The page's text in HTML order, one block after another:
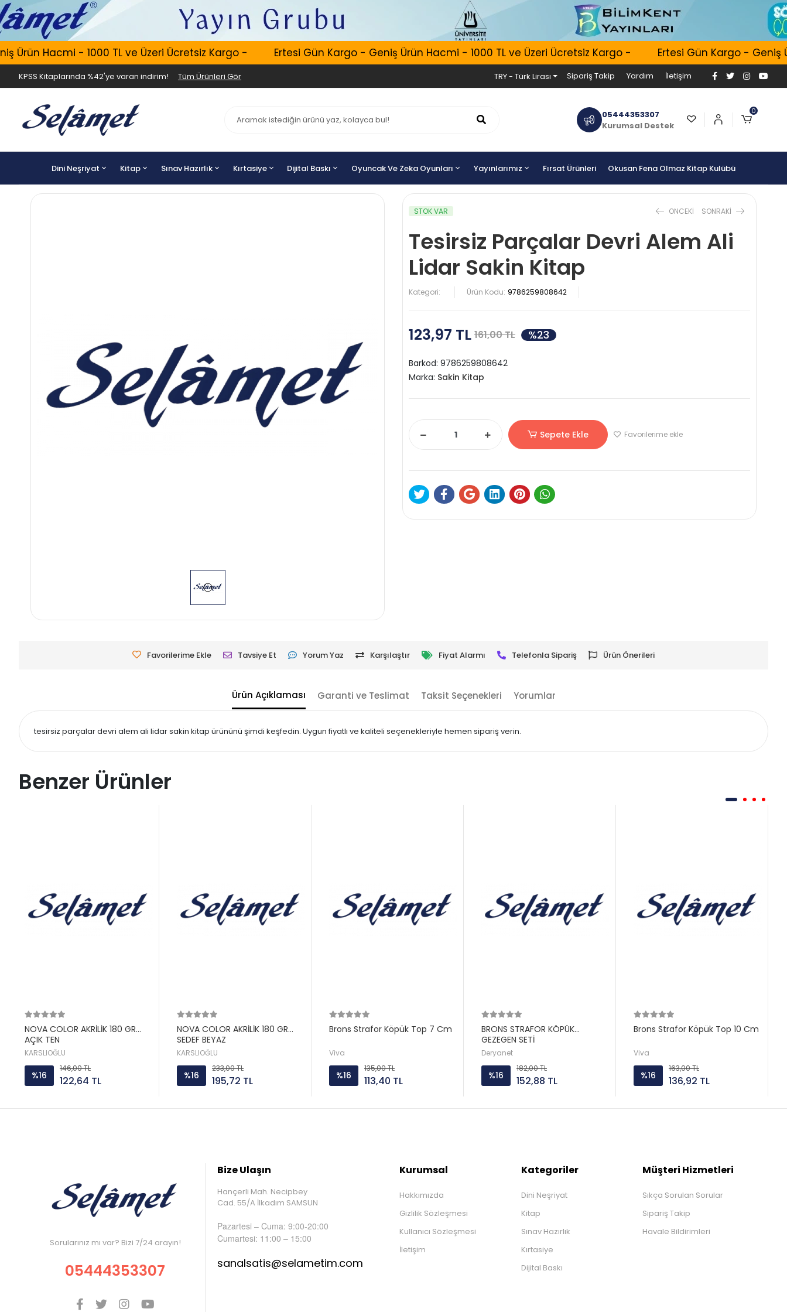
Hacmi - 1000 TL ve Üzeri Ücretsiz Kargo - Ertesi Gün Kargo - Geniş Ürün Hacmi - 1000 TL ve Üzeri Ücretsiz Kargo - Ertesi Gün Kargo - Geniş
KPSS Kitaplarında %42'ye varan indirim! Tüm Ürünleri Gör TRY - Türk Lirası Sipariş Takip Yardım İletişim
05444353307
Kurumsal Destek
0
Dini Neşriyat Kitap Sınav Hazırlık Kırtasiye Dijital Baskı Oyuncak Ve Zeka Oyunları Yayınlarımız Fırsat Ürünleri Okusan Fena Olmaz Kitap Kulübü
STOK VAR ONCEKI SONRAKI
Tesirsiz Parçalar Devri Alem Ali
Lidar Sakin Kitap
Kategori: Ürün Kodu: 9786259808642
123,97 TL 161,00 TL %23
Barkod: 9786259808642
Marka: Sakin Kitap
Sepete Ekle Favorilerime ekle
Favorilerime Ekle Tavsiye Et Yorum Yaz Karşılaştır Fiyat Alarmı Telefonla Sipariş Ürün Önerileri
Ürün Açıklaması Garanti ve Teslimat Taksit Seçenekleri Yorumlar
tesirsiz parçalar devri alem ali lidar sakin kitap ürününü şimdi keşfedin. Uygun fiyatlı ve kaliteli seçenekleriyle hemen sipariş verin.
Benzer Ürünler
NOVA COLOR AKRİLİK 180 GR
AÇIK TEN
KARSLIOĞLU
%16
146,00 TL
122,64 TL
NOVA COLOR AKRİLİK 180 GR
SEDEF BEYAZ
KARSLIOĞLU
%16
233,00 TL
195,72 TL
Brons Strafor Köpük Top 7 Cm
Viva
%16
135,00 TL
113,40 TL
BRONS STRAFOR KÖPÜK
GEZEGEN SETİ
Deryanet
%16
182,00 TL
152,88 TL
Brons Strafor Köpük Top 10 Cm
Viva
%16
163,00 TL
136,92 TL
Sorularınız mı var? Bizi 7/24 arayın!
05444353307
Bize Ulaşın
Hançerli Mah. Necipbey
Cad. 55/A İlkadım SAMSUN
Pazartesi – Cuma: 9:00-20:00
Cumartesi: 11:00 – 15:00
sanalsatis@selametim.com
Kurumsal
Hakkımızda
Gizlilik Sözleşmesi
Kullanıcı Sözleşmesi
İletişim
Kategoriler
Dini Neşriyat
Kitap
Sınav Hazırlık
Kırtasiye
Dijital Baskı
Müşteri Hizmetleri
Sıkça Sorulan Sorular
Sipariş Takip
Havale Bildirimleri